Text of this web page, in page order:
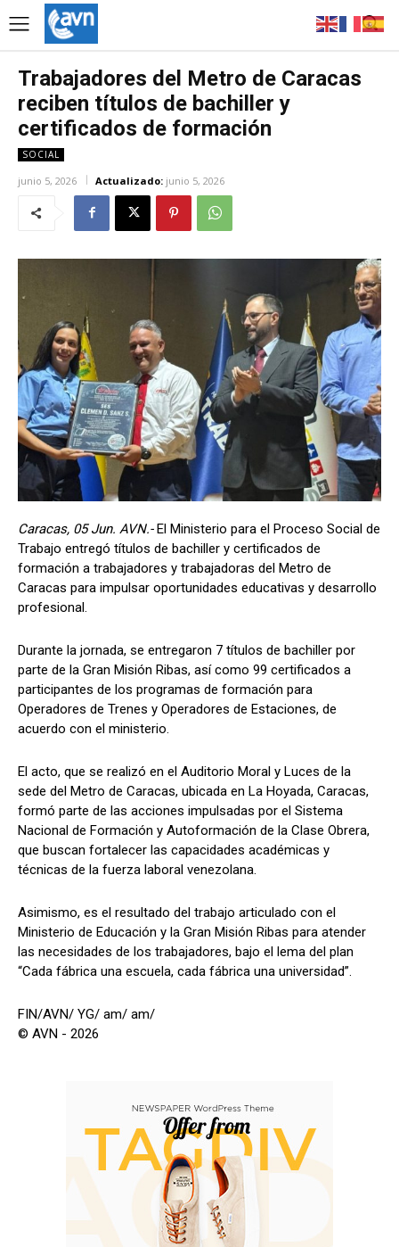
Trabajadores del Metro de Caracas
reciben títulos de bachiller y
certificados de formación
SOCIAL
junio 5, 2026 Actualizado: junio 5, 2026
Caracas, 05 Jun. AVN.-El Ministerio para el Proceso Social de
Trabajo entregó títulos de bachiller y certificados de
formación a trabajadores y trabajadoras del Metro de
Caracas para impulsar oportunidades educativas y desarrollo
profesional.
Durante la jornada, se entregaron 7 títulos de bachiller por
parte de la Gran Misión Ribas, así como 99 certificados a
participantes de los programas de formación para
Operadores de Trenes y Operadores de Estaciones, de
acuerdo con el ministerio.
El acto, que se realizó en el Auditorio Moral y Luces de la
sede del Metro de Caracas, ubicada en La Hoyada, Caracas,
formó parte de las acciones impulsadas por el Sistema
Nacional de Formación y Autoformación de la Clase Obrera,
que buscan fortalecer las capacidades académicas y
técnicas de la fuerza laboral venezolana.
Asimismo, es el resultado del trabajo articulado con el
Ministerio de Educación y la Gran Misión Ribas para atender
las necesidades de los trabajadores, bajo el lema del plan
“Cada fábrica una escuela, cada fábrica una universidad”.
FIN/AVN/ YG/ am/ am/
© AVN - 2026